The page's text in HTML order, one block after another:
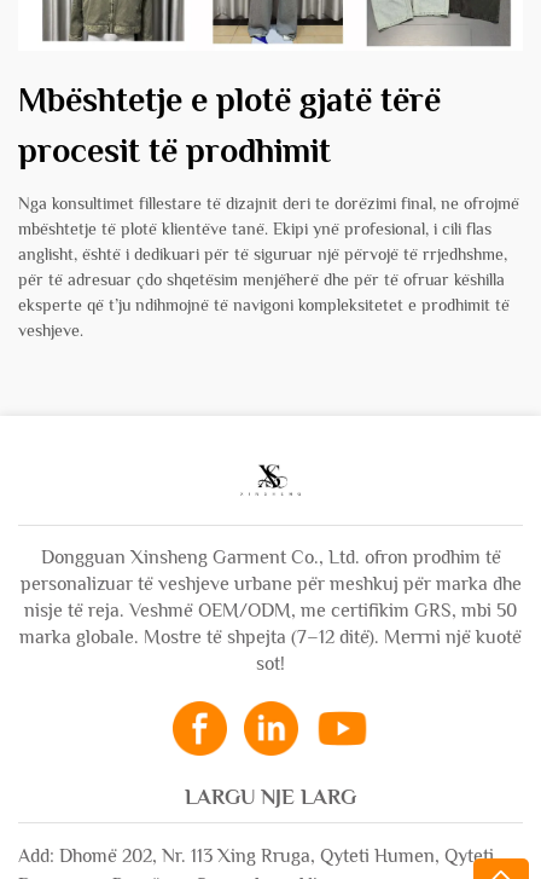
Mbështetje e plotë gjatë tërë
procesit të prodhimit
Nga konsultimet fillestare të dizajnit deri te dorëzimi final, ne ofrojmë
mbështetje të plotë klientëve tanë. Ekipi ynë profesional, i cili flas
anglisht, është i dedikuari për të siguruar një përvojë të rrjedhshme,
për të adresuar çdo shqetësim menjëherë dhe për të ofruar këshilla
eksperte që t’ju ndihmojnë të navigoni kompleksitetet e prodhimit të
veshjeve.
Dongguan Xinsheng Garment Co., Ltd. ofron prodhim të
personalizuar të veshjeve urbane për meshkuj për marka dhe
nisje të reja. Veshmë OEM/ODM, me certifikim GRS, mbi 50
marka globale. Mostre të shpejta (7–12 ditë). Merrni një kuotë
sot!
LARGU NJE LARG
Add: Dhomë 202, Nr. 113 Xing Rruga, Qyteti Humen, Qyteti